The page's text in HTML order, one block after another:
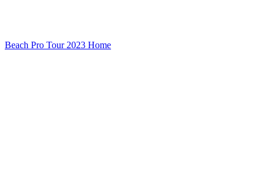
Beach Pro Tour 2023 Home